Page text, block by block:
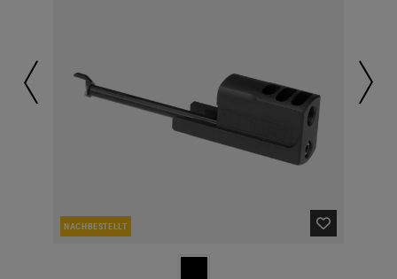
NACHBESTELLT